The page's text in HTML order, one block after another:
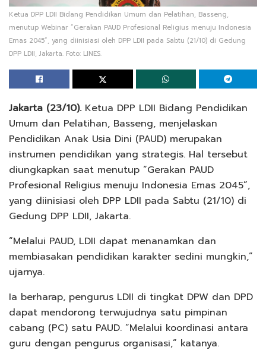
Ketua DPP LDII Bidang Pendidikan Umum dan Pelatihan, Basseng,
menutup Webinar “Gerakan PAUD Profesional Religius menuju Indonesia
Emas 2045”, yang diinisiasi oleh DPP LDII pada Sabtu (21/10) di Gedung
DPP LDII, Jakarta. Foto: LINES.
Jakarta (23/10).Ketua DPP LDII Bidang Pendidikan
Umum dan Pelatihan, Basseng, menjelaskan
Pendidikan Anak Usia Dini (PAUD) merupakan
instrumen pendidikan yang strategis. Hal tersebut
diungkapkan saat menutup “Gerakan PAUD
Profesional Religius menuju Indonesia Emas 2045”,
yang diinisiasi oleh DPP LDII pada Sabtu (21/10) di
Gedung DPP LDII, Jakarta.
“Melalui PAUD, LDII dapat menanamkan dan
membiasakan pendidikan karakter sedini mungkin,”
ujarnya.
Ia berharap, pengurus LDII di tingkat DPW dan DPD
dapat mendorong terwujudnya satu pimpinan
cabang (PC) satu PAUD. “Melalui koordinasi antara
guru dengan pengurus organisasi,” katanya.